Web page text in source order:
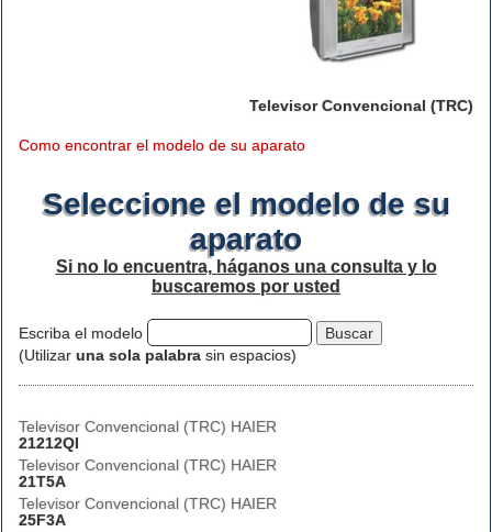
Televisor Convencional (TRC)
Como encontrar el modelo de su aparato
Seleccione el modelo de su
aparato
Si no lo encuentra, háganos una consulta y lo
buscaremos por usted
Escriba el modelo
(Utilizar una sola palabra sin espacios)
Televisor Convencional (TRC) HAIER
21212QI
Televisor Convencional (TRC) HAIER
21T5A
Televisor Convencional (TRC) HAIER
25F3A